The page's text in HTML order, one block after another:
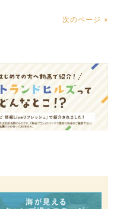
次のページ »